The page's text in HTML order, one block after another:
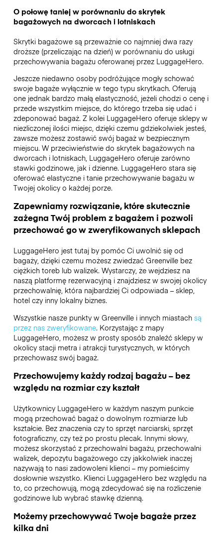
O połowę taniej w porównaniu do skrytek
bagażowych na dworcach i lotniskach
Skrytki bagażowe są przeważnie co najmniej dwa razy
droższe (przeliczając na dzień) w porównaniu do usługi
przechowywania bagażu oferowanej przez LuggageHero.
Jeszcze niedawno osoby podróżujące mogły schować
swoje bagaże wyłącznie w tego typu skrytkach. Oferują
one jednak bardzo małą elastyczność, jeżeli chodzi o cenę i
przede wszystkim miejsce, do którego trzeba się udać i
zdeponować bagaż. Z kolei LuggageHero oferuje sklepy w
niezliczonej ilości miejsc, dzięki czemu gdziekolwiek jesteś,
zawsze możesz zostawić swój bagaż w bezpiecznym
miejscu. W przeciwieństwie do skrytek bagażowych na
dworcach i lotniskach, LuggageHero oferuje zarówno
stawki godzinowe, jak i dzienne. LuggageHero stara się
oferować elastyczne i tanie przechowywanie bagażu w
Twojej okolicy o każdej porze.
Zapewniamy rozwiązanie, które skutecznie
zażegna Twój problem z bagażem i pozwoli
przechować go w zweryfikowanych sklepach
LuggageHero jest tutaj by pomóc Ci uwolnić się od
bagaży, dzięki czemu możesz zwiedzać Greenville bez
ciężkich toreb lub walizek. Wystarczy, że wejdziesz na
naszą platformę rezerwacyjną i znajdziesz w swojej okolicy
przechowalnię, która najbardziej Ci odpowiada – sklep,
hotel czy inny lokalny biznes.
Wszystkie nasze punkty w Greenville i innych miastach są
przez nas zweryfikowane. Korzystając z mapy
LuggageHero, możesz w prosty sposób znaleźć sklepy w
okolicy stacji metra i atrakcji turystycznych, w których
przechowasz swój bagaż.
Przechowujemy każdy rodzaj bagażu – bez
względu na rozmiar czy kształt
Użytkownicy LuggageHero w każdym naszym punkcie
mogą przechować bagaż o dowolnym rozmiarze lub
kształcie. Bez znaczenia czy to sprzęt narciarski, sprzęt
fotograficzny, czy też po prostu plecak. Innymi słowy,
możesz skorzystać z przechowalni bagażu, przechowalni
walizek, depozytu bagażowego czy jakkolwiek inaczej
nazywają to nasi zadowoleni klienci – my pomieścimy
dosłownie wszystko. Klienci LuggageHero bez względu na
to, co przechowują, mogą zdecydować się na rozliczenie
godzinowe lub wybrać stawkę dzienną.
Możemy przechowywać Twoje bagaże przez
kilka dni